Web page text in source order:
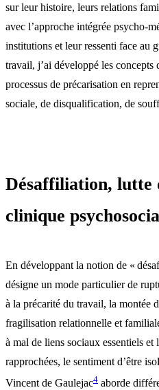
sur leur histoire, leurs relations
avec l’approche intégrée psycho-
institutions et leur ressenti face au
travail, j’ai développé les
processus de précarisation en
sociale, de disqualification, de
Désaffiliation, lutte
clinique
En développant la notion de «
désigne un mode particulier de
à la précarité du travail, la montée
fragilisation relationnelle et
à mal de liens sociaux essentiels et
rapprochées, le sentiment d’être
Vincent de Gaulejac4 aborde